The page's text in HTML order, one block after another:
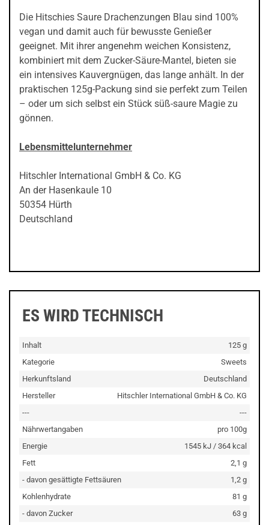
Die Hitschies Saure Drachenzungen Blau sind 100%
vegan und damit auch für bewusste Genießer
geeignet. Mit ihrer angenehm weichen Konsistenz,
kombiniert mit dem Zucker-Säure-Mantel, bieten sie
ein intensives Kauvergnügen, das lange anhält. In der
praktischen 125g-Packung sind sie perfekt zum Teilen
– oder um sich selbst ein Stück süß-saure Magie zu
gönnen.
Lebensmittelunternehmer
Hitschler International GmbH & Co. KG
An der Hasenkaule 10
50354 Hürth
Deutschland
ES WIRD TECHNISCH
Inhalt
125 g
Kategorie
Sweets
Herkunftsland
Deutschland
Hersteller
Hitschler International GmbH & Co. KG
---
---
Nährwertangaben
pro 100g
Energie
1545 kJ / 364 kcal
Fett
2,1 g
- davon gesättigte Fettsäuren
1,2 g
Kohlenhydrate
81 g
- davon Zucker
63 g